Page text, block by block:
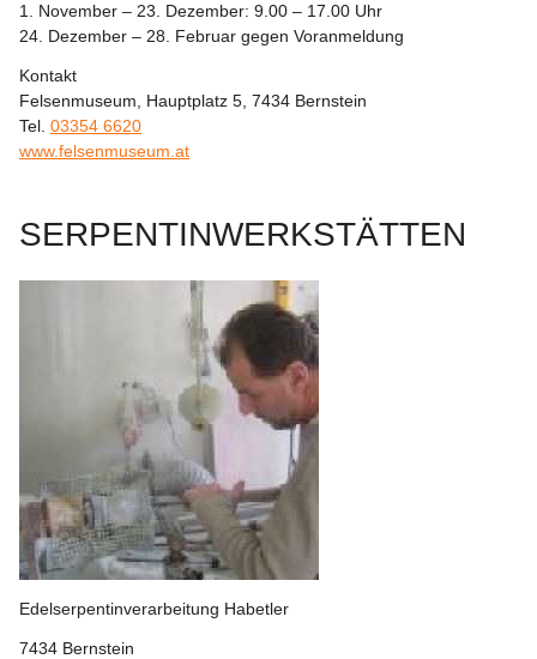
1. November – 23. Dezember: 9.00 – 17.00 Uhr
24. Dezember – 28. Februar gegen Voranmeldung
Kontakt
Felsenmuseum, Hauptplatz 5, 7434 Bernstein
Tel. 03354 6620
www.felsenmuseum .at
SERPENTINWERKSTÄTTEN
Edelserpentinverarbeitung Habetler
7434 Bernstein